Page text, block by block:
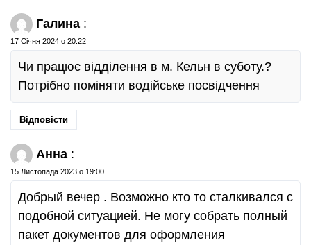
Галина :
17 Січня 2024 о 20:22
Чи працює відділення в м. Кельн в суботу.?
Потрібно поміняти водійське посвідчення
Відповісти
Анна :
15 Листопада 2023 о 19:00
Добрый вечер . Возможно кто то сталкивался с
подобной ситуацией. Не могу собрать полный
пакет документов для оформления